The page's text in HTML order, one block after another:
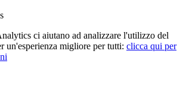
ci aiutano ad analizzare l'utilizzo del
un'esperienza migliore per tutti: clicca qui per